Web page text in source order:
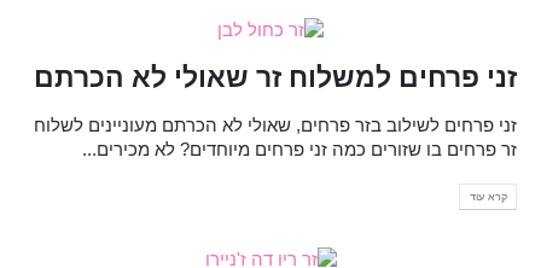
זני פרחים למשלוח זר שאולי לא הכרתם
זני פרחים לשילוב בזר פרחים, שאולי לא הכרתם מעוניינים לשלוח
זר פרחים בו שזורים כמה זני פרחים מיוחדים? לא מכירים...
קרא עוד